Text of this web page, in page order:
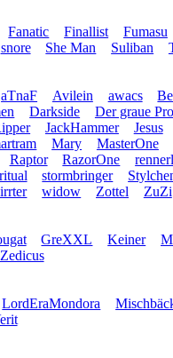
Fanatic Finallist Fumasu
snore She Man Suliban
aTnaF Avilein awacs
Darkside Der graue
JackHammer Jesus
Mary MasterOne
Raptor RazorOne
stormbringer
widow Zottel ZuZi
GreXXL Keiner
Zedicus
LordEraMondora